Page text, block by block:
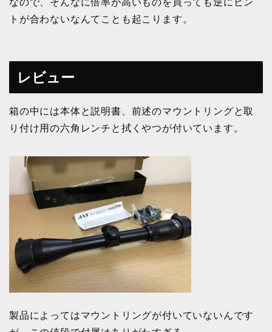
なので、そんなに倍率が高いものを買っても逆にピン
トが合わないなんてことも起こります。
レビュー
箱の中には本体と説明書、前述のマウントリングと取
り付け用の六角レンチと拭くやつが付いています。
製品によってはマウントリングが付いていないんです